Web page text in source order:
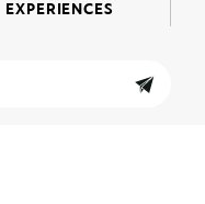
EXPERIENCES